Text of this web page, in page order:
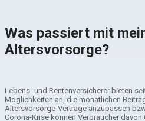
Was passiert mit
Altersvorsorge?
Lebens- und Rentenversicherer bieten
Möglichkeiten an, die monatlichen
Altersvorsorge-Verträge anzupassen
Corona-Krise können Verbraucher